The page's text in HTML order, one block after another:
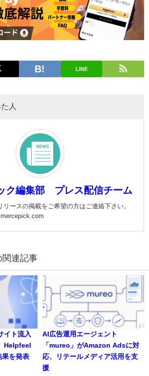
LINE
人
ク編集部 プレス配信チーム
リースの掲載をご希望の方はご連絡下さい。
関連記事
イト流入
Helpfeel
果を発表
AI広告運用エージェント
「mureo」がAmazon Adsに対
応、リテールメディア活用を支
援